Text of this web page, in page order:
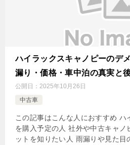
ハイラックスキャノピーのデ
漏り・価格・車中泊の真実と
公開日： 2025年10月26日
中古車
この記事はこんな人におすすめ ハ
を購入予定の人 社外や中古キャノ
ットを知りたい人 雨漏りや見た目